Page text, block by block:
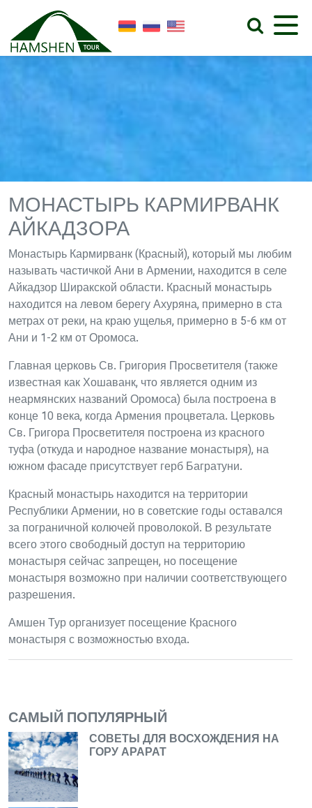
МОНАСТЫРЬ КАРМИРВАНК
АЙКАДЗОРА
Монастырь Кармирванк (Красный), который мы любим
называть частичкой Ани в Армении, находится в селе
Айкадзор Ширакской области. Красный монастырь
находится на левом берегу Ахуряна, примерно в ста
метрах от реки, на краю ущелья, примерно в 5-6 км от
Ани и 1-2 км от Оромоса.
Главная церковь Св. Григория Просветителя (также
известная как Хошаванк, что является одним из
неармянских названий Оромоса) была построена в
конце 10 века, когда Армения процветала. Церковь
Св. Григора Просветителя построена из красного
туфа (откуда и народное название монастыря), на
южном фасаде присутствует герб Багратуни.
Красный монастырь находится на территории
Республики Армении, но в советские годы оставался
за пограничной колючей проволокой. В результате
всего этого свободный доступ на территорию
монастыря сейчас запрещен, но посещение
монастыря возможно при наличии соответствующего
разрешения.
Амшен Тур организует посещение Красного
монастыря с возможностью входа.
САМЫЙ ПОПУЛЯРНЫЙ
СОВЕТЫ ДЛЯ ВОСХОЖДЕНИЯ НА
ГОРУ АРАРАТ